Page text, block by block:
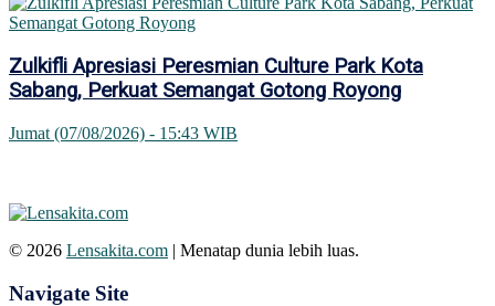
Zulkifli Apresiasi Peresmian Culture Park Kota
Sabang, Perkuat Semangat Gotong Royong
Jumat (07/08/2026) - 15:43 WIB
© 2026 Lensakita.com | Menatap dunia lebih luas.
Navigate Site